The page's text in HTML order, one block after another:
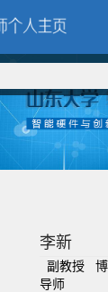
李新
副教授
导师